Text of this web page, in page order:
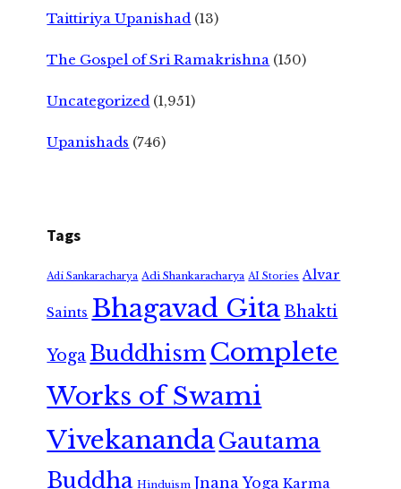
Taittiriya Upanishad (13)
The Gospel of Sri Ramakrishna (150)
Uncategorized (1,951)
Upanishads (746)
Tags
Adi Sankaracharya Adi Shankaracharya AI Stories Alvar
Saints Bhagavad GitaBhakti
Yoga Buddhism Complete
Works of Swami
VivekanandaGautama
Buddha Hinduism Jnana Yoga Karma